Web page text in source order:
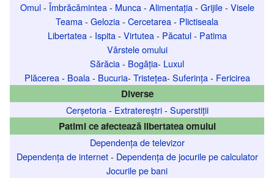
Omul- Îmbrăcămintea- Munca- Alimentația- Grijile- Visele
Teama- Gelozia- Cercetarea- Plictiseala
Libertatea- Ispita- Virtutea- Păcatul- Patima
Vârstele omului
Sărăcia- Bogăția- Luxul
Plăcerea- Boala- Bucuria- Tristețea- Suferința- Fericirea
Diverse
Cerșetoria- Extratereștri- Superstiții
Patimi ce afectează libertatea omului
Dependența de televizor
Dependența de internet- Dependența de jocurile pe calculator
Jocurile pe bani